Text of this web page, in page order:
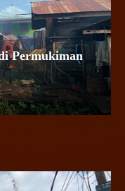
Permukiman